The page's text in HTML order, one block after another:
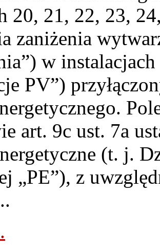
20, 21, 22, 23,
zaniżenia
w
PV”)
art. 9c ust. 7a
(t. j.
„PE”), z